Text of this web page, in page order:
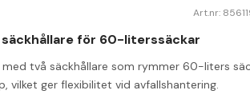
Art.nr:
för 60-literssäckar
två säckhållare som rymmer 60-liters
vilket ger flexibilitet vid avfallshantering.